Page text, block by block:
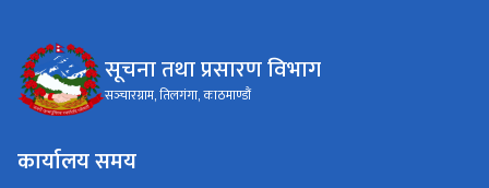
सूचना तथा प्रसारण विभाग
सञ्‍चारग्राम, तिलगंगा, काठमाण्डौं
कार्यालय समय